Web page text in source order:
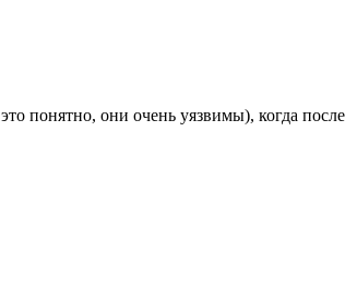
понятно, они очень уязвимы), когда после